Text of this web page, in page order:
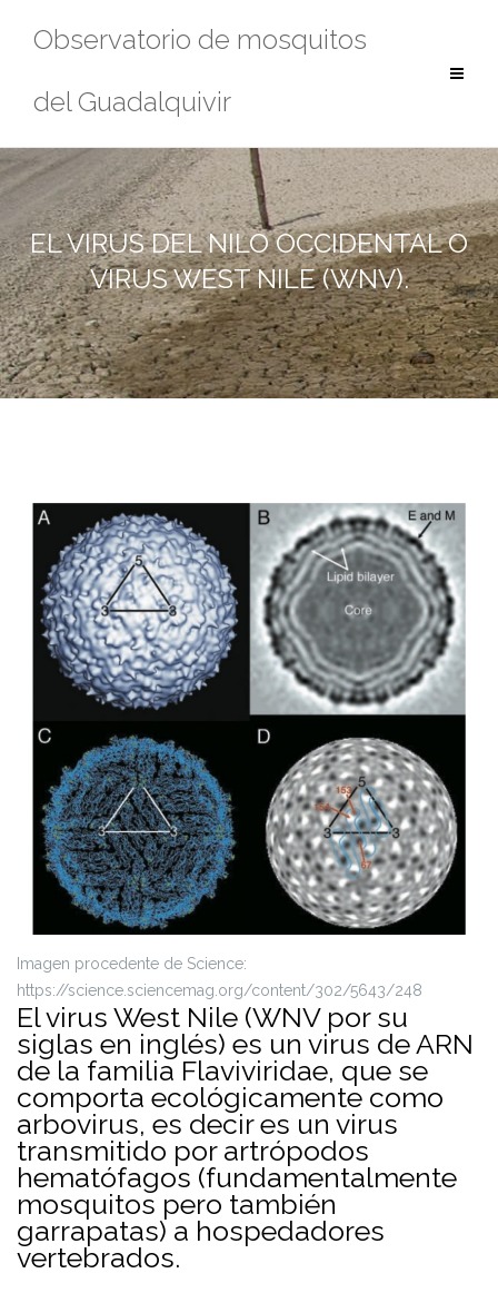
Observatorio de mosquitos
del Guadalquivir
EL VIRUS DEL NILO OCCIDENTAL O
VIRUS WEST NILE (WNV).
Imagen procedente de Science:
https://science.sciencemag.org/content/302/5643/248
El virus West Nile (WNV por su
siglas en inglés) es un virus de ARN
de la familia Flaviviridae, que se
comporta ecológicamente como
arbovirus, es decir es un virus
transmitido por artrópodos
hematófagos (fundamentalmente
mosquitos pero también
garrapatas) a hospedadores
vertebrados.